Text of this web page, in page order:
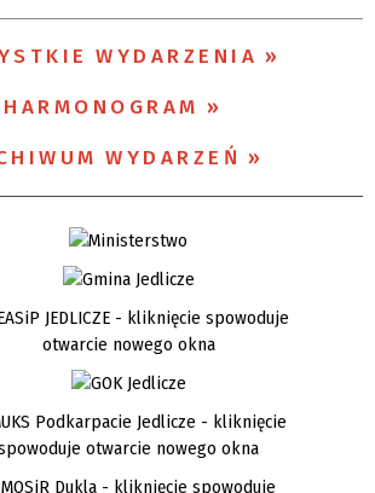
WYDARZENIA
HARMONOGRAM
WYDARZEŃ